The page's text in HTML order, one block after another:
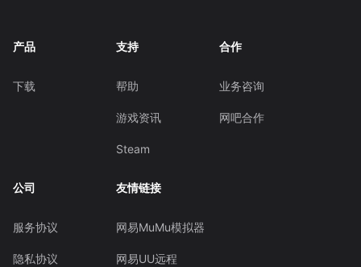
产品
下载
支持
帮助
游戏资讯
Steam
合作
业务咨询
网吧合作
公司
服务协议
隐私协议
友情链接
网易MuMu模拟器
网易UU远程